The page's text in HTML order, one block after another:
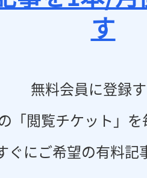
す
無料会員に登録
「閲覧チケット」
ぐにご希望の有料記